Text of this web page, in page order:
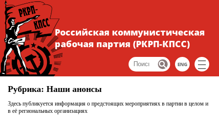
Российская коммунистическая
рабочая партия (РКРП-КПСС)
ENG
Рубрика: Наши анонсы
Здесь публикуется информация о предстоящих мероприятиях в партии в целом и
в её региональных организациях